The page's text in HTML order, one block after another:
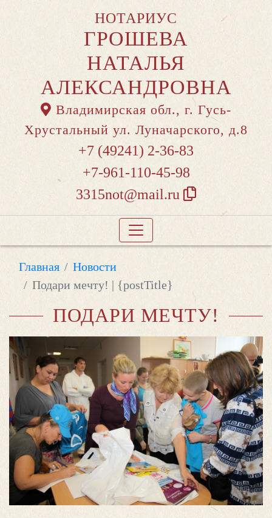
НОТАРИУС
ГРОШЕВА
НАТАЛЬЯ
АЛЕКСАНДРОВНА
Владимирская обл., г. Гусь-
Хрустальный ул. Луначарского, д.8
+7 (49241) 2-36-83
+7-961-110-45-98
3315not@mail.ru
Главная
Новости
Подари мечту! | {postTitle}
ПОДАРИ МЕЧТУ!